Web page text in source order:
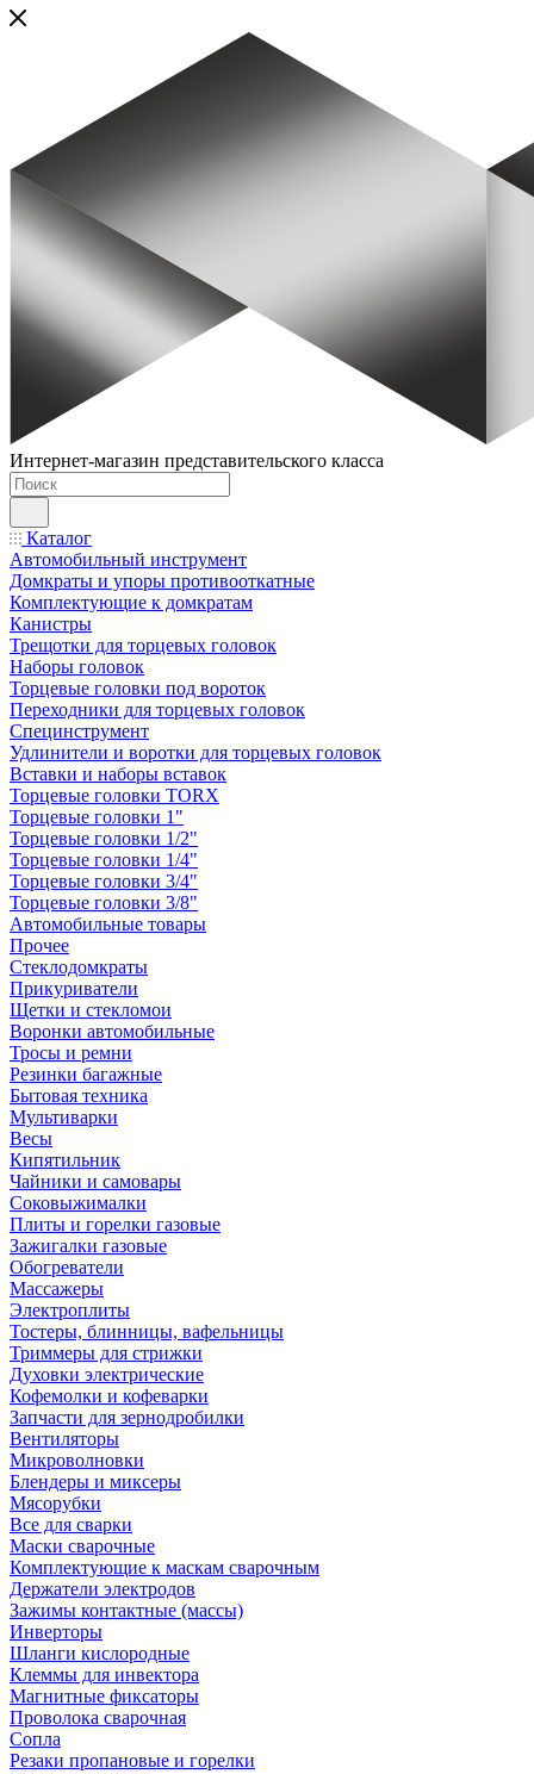
Интернет-магазин представительского класса
Каталог
Автомобильный инструмент
Домкраты и упоры противооткатные
Комплектующие к домкратам
Канистры
Трещотки для торцевых головок
Наборы головок
Торцевые головки под вороток
Переходники для торцевых головок
Специнструмент
Удлинители и воротки для торцевых головок
Вставки и наборы вставок
Торцевые головки TORX
Торцевые головки 1"
Торцевые головки 1/2"
Торцевые головки 1/4"
Торцевые головки 3/4"
Торцевые головки 3/8"
Автомобильные товары
Прочее
Стеклодомкраты
Прикуриватели
Щетки и стекломои
Воронки автомобильные
Тросы и ремни
Резинки багажные
Бытовая техника
Мультиварки
Весы
Кипятильник
Чайники и самовары
Соковыжималки
Плиты и горелки газовые
Зажигалки газовые
Обогреватели
Массажеры
Электроплиты
Тостеры, блинницы, вафельницы
Триммеры для стрижки
Духовки электрические
Кофемолки и кофеварки
Запчасти для зернодробилки
Вентиляторы
Микроволновки
Блендеры и миксеры
Мясорубки
Все для сварки
Маски сварочные
Комплектующие к маскам сварочным
Держатели электродов
Зажимы контактные (массы)
Инверторы
Шланги кислородные
Клеммы для инвектора
Магнитные фиксаторы
Проволока сварочная
Сопла
Резаки пропановые и горелки